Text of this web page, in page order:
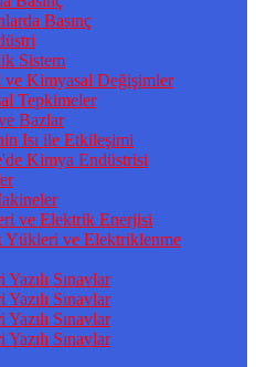
Basınç
Sistem
ve Kimyasal Değişimler
Tepkimeler
Bazlar
Isı ile Etkileşimi
Kimya Endüstrisi
ve Elektrik Enerjisi
Yükleri ve Elektriklenme
Sınavlar
Sınavlar
Sınavlar
Sınavlar